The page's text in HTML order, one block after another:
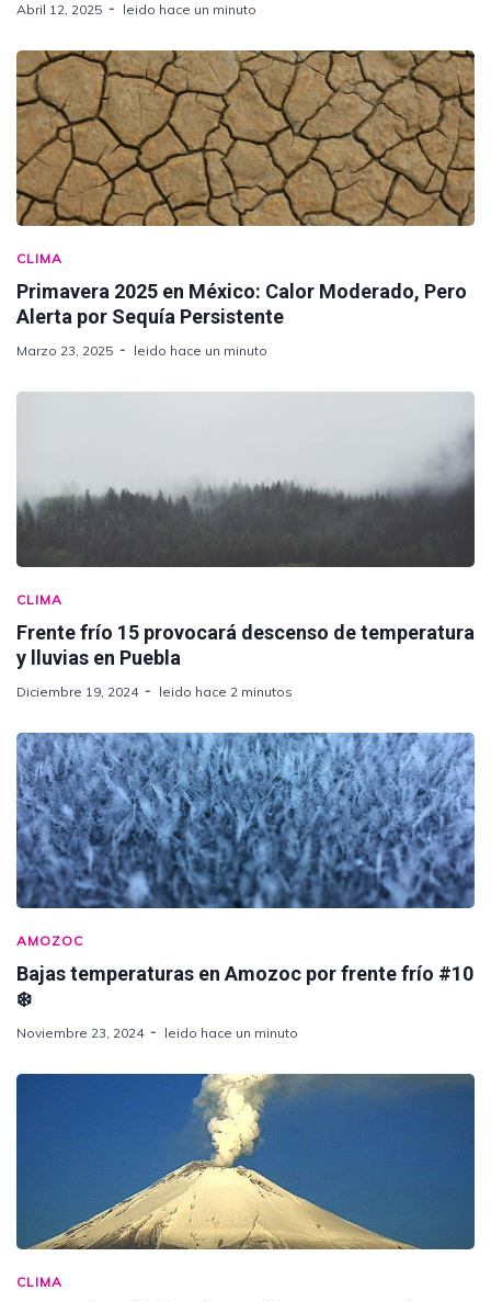
Abril 12, 2025 leido hace un minuto
CLIMA
Primavera 2025 en México: Calor Moderado, Pero
Alerta por Sequía Persistente
Marzo 23, 2025 leido hace un minuto
CLIMA
Frente frío 15 provocará descenso de temperatura
y lluvias en Puebla
Diciembre 19, 2024 leido hace 2 minutos
AMOZOC
Bajas temperaturas en Amozoc por frente frío #10
❄️
Noviembre 23, 2024 leido hace un minuto
CLIMA